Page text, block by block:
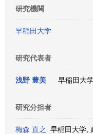
研究機関
早稲田大学
研究代表者
浅野 豊美 早稲田大
研究分担者
梅森 直之
早稲田大学,